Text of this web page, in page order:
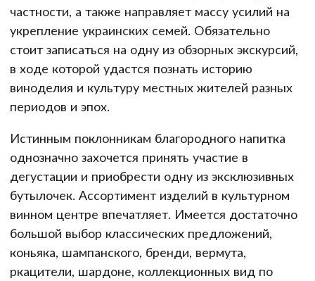
частности, а также направляет массу усилий на
укрепление украинских семей. Обязательно
стоит записаться на одну из обзорных экскурсий,
в ходе которой удастся познать историю
виноделия и культуру местных жителей разных
периодов и эпох.
Истинным поклонникам благородного напитка
однозначно захочется принять участие в
дегустации и приобрести одну из эксклюзивных
бутылочек. Ассортимент изделий в культурном
винном центре впечатляет. Имеется достаточно
большой выбор классических предложений,
коньяка, шампанского, бренди, вермута,
ркацители, шардоне, коллекционных вид по